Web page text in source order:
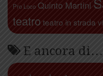
Pro Loco Quinto Martini
teatro teatro in strada
E ancora di…